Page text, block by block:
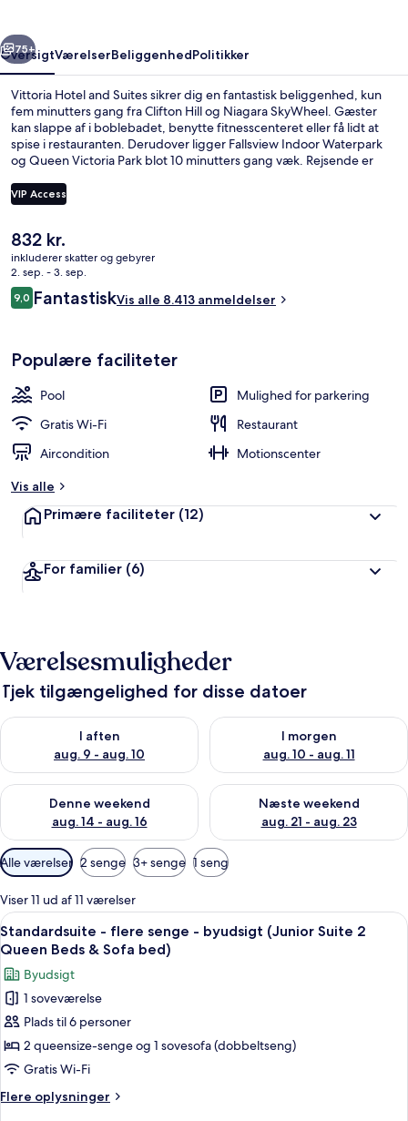
Næste
75+
OversigtVærelserBeliggenhedPolitikker
Vittoria Hotel and Suites sikrer dig en fantastisk beliggenhed, kun
fem minutters gang fra Clifton Hill og Niagara SkyWheel. Gæster
kan slappe af i boblebadet, benytte fitnesscenteret eller få lidt at
spise i restauranten. Derudover ligger Fallsview Indoor Waterpark
og Queen Victoria Park blot 10 minutters gang væk. Rejsende er
VIP Access
Den
nuværende
pris
er
832 kr.
832 kr.
inkluderer skatter og gebyrer
2. sep. - 3. sep.
Anmeldelser
9,09,0 ud af 10.
FantastiskVis alle 8.413 anmeldelser
Populære faciliteter
Pool
Mulighed for parkering
Gratis Wi-Fi
Restaurant
Aircondition
Motionscenter
Vis alle
Primære faciliteter (12)
For familier (6)
Værelsesmuligheder
Tjek tilgængelighed for disse datoer
I aften
aug. 9 - aug. 10
Tjek tilgængelighed for i aften aug. 9 - aug. 10
I morgen
aug. 10 - aug. 11
Tjek tilgængelighed for i
Denne weekend
aug. 14 - aug. 16
Tjek tilgængelighed for denne weekend aug. 14 - aug. 16
Næste weekend
aug. 21 - aug. 23
Tjek tilgængelighed for næste
Tilgængelige
filtre
for
værelser
Alle værelser 2 senge 3+ senge 1 seng
Viser 11 ud af 11 værelser
Indlæs
alle
billeder
af
Standardsuite
-
flere
senge
-
byudsigt
Et hotelværelse med to senge, hver
5
Standardsuite - flere senge - byudsigt (Junior Suite 2
Queen Beds & Sofa bed)
Byudsigt
1 soveværelse
Plads til 6 personer
2 queensize-senge og 1 sovesofa (dobbeltseng)
Gratis Wi-Fi
Flere oplysninger
Flere